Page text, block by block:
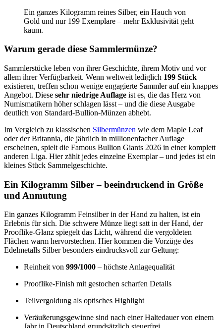
Ein ganzes Kilogramm reines Silber, ein Hauch von
Gold und nur 199 Exemplare – mehr Exklusivität geht
kaum.
Warum gerade diese Sammlermünze?
Sammlerstücke leben von ihrer Geschichte, ihrem Motiv und vor
allem ihrer Verfügbarkeit. Wenn weltweit lediglich 199 Stück
existieren, treffen schon wenige engagierte Sammler auf ein knappes
Angebot. Diese sehr niedrige Auflage ist es, die das Herz von
Numismatikern höher schlagen lässt – und die diese Ausgabe
deutlich von Standard-Bullion-Münzen abhebt.
Im Vergleich zu klassischen Silbermünzen wie dem Maple Leaf
oder der Britannia, die jährlich in millionenfacher Auflage
erscheinen, spielt die Famous Bullion Giants 2026 in einer komplett
anderen Liga. Hier zählt jedes einzelne Exemplar – und jedes ist ein
kleines Stück Sammelgeschichte.
Ein Kilogramm Silber – beeindruckend in Größe
und Anmutung
Ein ganzes Kilogramm Feinsilber in der Hand zu halten, ist ein
Erlebnis für sich. Die schwere Münze liegt satt in der Hand, der
Prooflike-Glanz spiegelt das Licht, während die vergoldeten
Flächen warm hervorstechen. Hier kommen die Vorzüge des
Edelmetalls Silber besonders eindrucksvoll zur Geltung:
Reinheit von 999/1000 – höchste Anlagequalität
Prooflike-Finish mit gestochen scharfen Details
Teilvergoldung als optisches Highlight
Veräußerungsgewinne sind nach einer Haltedauer von einem